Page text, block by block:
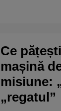
Ce
mașină
misiune:
„regatul”